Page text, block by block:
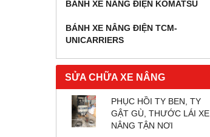
BÁNH XE NÂNG ĐIỆN KOMATSU
BÁNH XE NÂNG ĐIỆN TCM-
UNICARRIERS
SỬA CHỮA XE NÂNG
PHỤC HỒI TY BEN, TY
GẬT GÙ, THƯỚC LÁI XE
NÂNG TẬN NƠI